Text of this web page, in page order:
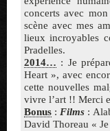
concerts avec
scène avec mes
lieux incroyables
Pradelles.
2014… : Je
Heart », avec
cette nouvelles
vivre l’art !! Merci
Bonus : Films :
David Thoreau «